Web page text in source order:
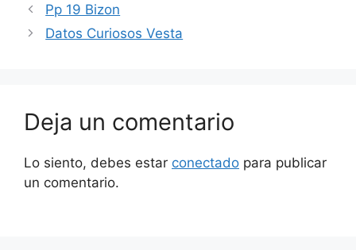
Pp 19 Bizon
Datos Curiosos Vesta
Deja un comentario
Lo siento, debes estar conectado para publicar
un comentario.